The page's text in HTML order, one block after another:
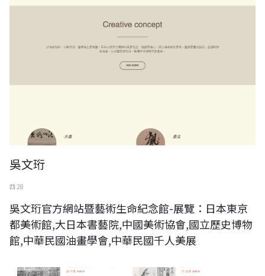
吳文珩
四 28
吳文珩官方網站暨藝術生命紀念館-展覽：日本東京
都美術館,大日本書藝院,中國美術協會,國立歷史博物
館,中華民國油畫學會,中華民國千人美展